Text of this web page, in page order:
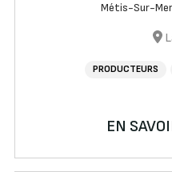
Métis-Sur-Mer
PRODUCTEURS
EN